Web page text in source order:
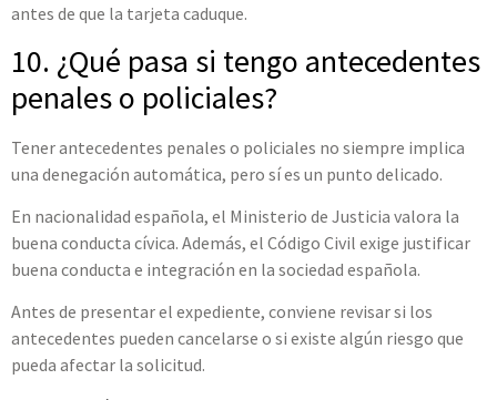
antes de que la tarjeta caduque.
10. ¿Qué pasa si tengo antecedentes
penales o policiales?
Tener antecedentes penales o policiales no siempre implica
una denegación automática, pero sí es un punto delicado.
En nacionalidad española, el Ministerio de Justicia valora la
buena conducta cívica. Además, el Código Civil exige justificar
buena conducta e integración en la sociedad española.
Antes de presentar el expediente, conviene revisar si los
antecedentes pueden cancelarse o si existe algún riesgo que
pueda afectar la solicitud.